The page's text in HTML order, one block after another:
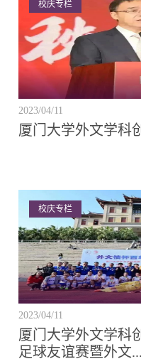
校庆专栏
2023/04/11
厦门大学外文学科
校庆专栏
2023/04/11
厦门大学外文学科
足球友谊赛暨外文...